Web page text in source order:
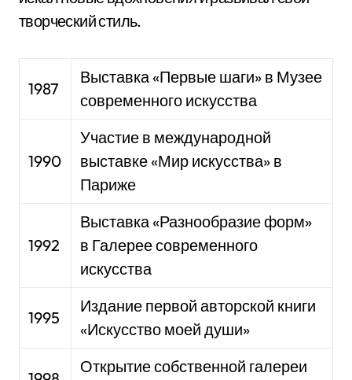
творческий стиль.
1987
Выставка «Первые шаги» в Музее
современного искусства
1990
Участие в международной
выставке «Мир искусства» в
Париже
1992
Выставка «Разнообразие форм»
в Галерее современного
искусства
1995
Издание первой авторской книги
«Искусство моей души»
Открытие собственной галереи